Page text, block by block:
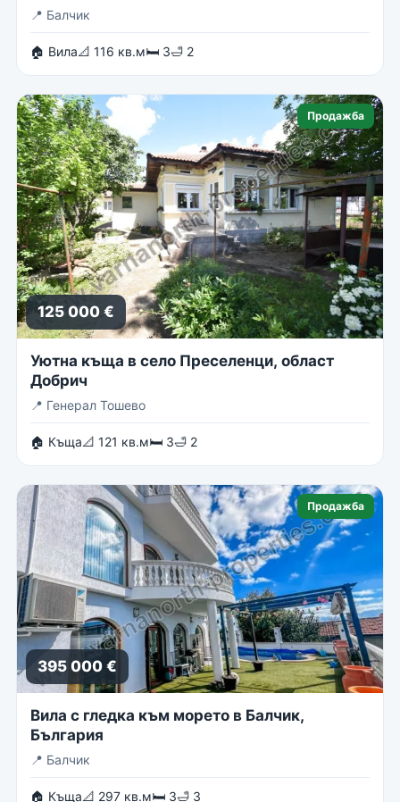
📍 Балчик
🏠 Вила📐 116 кв.м🛏 3🛁 2
Продажба
125 000 €
Уютна къща в село Преселенци, област
Добрич
📍 Генерал Тошево
🏠 Къща📐 121 кв.м🛏 3🛁 2
Продажба
395 000 €
Вила с гледка към морето в Балчик,
България
📍 Балчик
🏠 Къща📐 297 кв.м🛏 3🛁 3